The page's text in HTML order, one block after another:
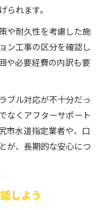
られます。
や耐久性を考慮した施
ン工事の区分を確認し
や必要経費の内訳も要
ブル対応が不十分だっ
なくアフターサポート
市水道指定業者や、口
が、長期的な安心につ
しよう